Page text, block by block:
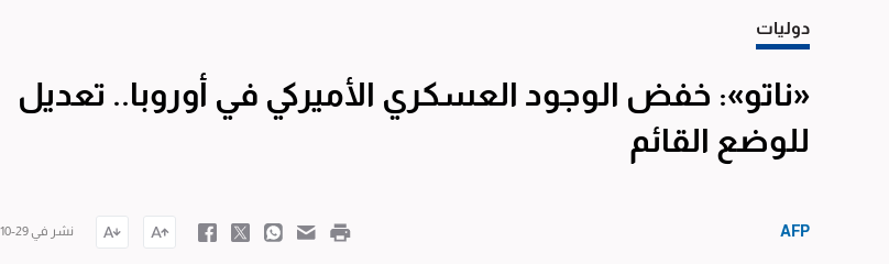
دوليات
«ناتو»: خفض الوجود العسكري الأميركي في أوروبا.. تعديل
للوضع القائم
AFP نشر في 29-10-2025 | 14:11